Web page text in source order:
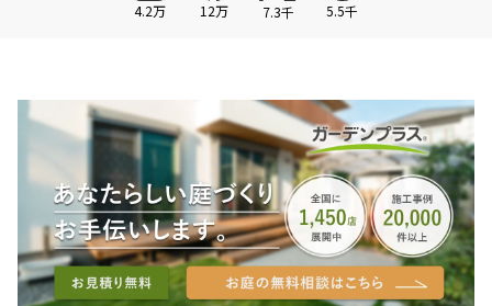
4.2万 12万 7.3千 5.5千